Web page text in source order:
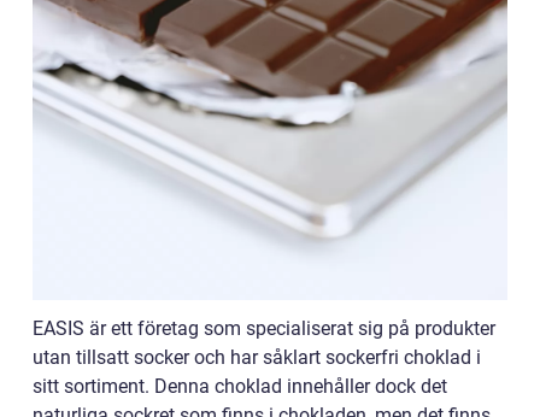
EASIS är ett företag som specialiserat sig på produkter
utan tillsatt socker och har såklart sockerfri choklad i
sitt sortiment. Denna choklad innehåller dock det